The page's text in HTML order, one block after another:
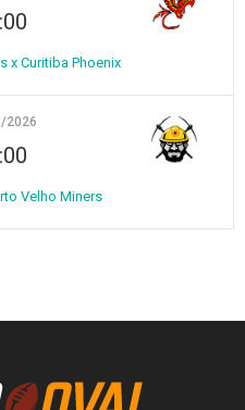
x Curitiba Phoenix
2026
Velho Miners